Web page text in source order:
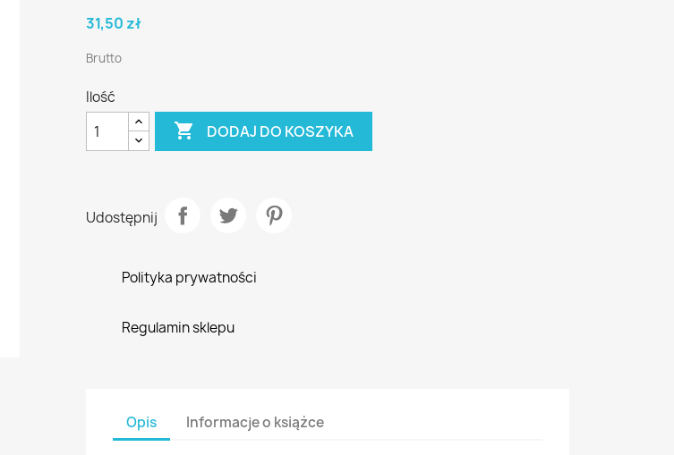
31,50 zł
Brutto
Ilość
 DODAJ DO KOSZYKA
Udostępnij
Polityka prywatności
Regulamin sklepu
Opis Informacje o książce